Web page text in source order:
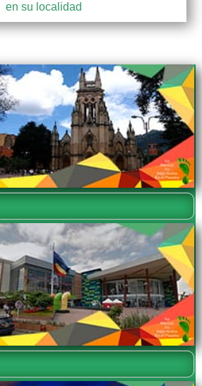
en su localidad